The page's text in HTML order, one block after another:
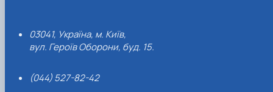
03041, Україна, м. Київ,
вул. Героїв Оборони, буд. 15.
(044) 527-82-42